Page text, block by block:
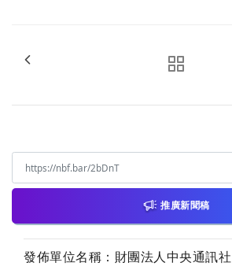
推廣新聞稿
發佈單位名稱：財團法人中央通訊社